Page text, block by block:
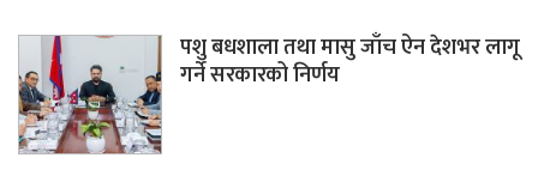
पशु बधशाला तथा मासु जाँच ऐन देशभर लागू
गर्ने सरकारको निर्णय